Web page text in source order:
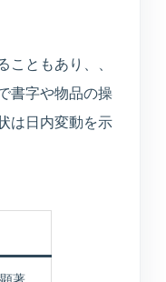
こともあり、、
書字や物品の操
は日内変動を示